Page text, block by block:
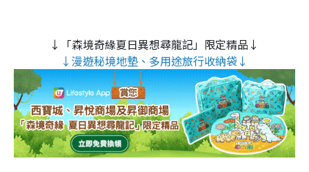
↓「森境奇緣夏日異想尋龍記」限定精品↓
↓漫遊秘境地墊、多用途旅行收納袋↓